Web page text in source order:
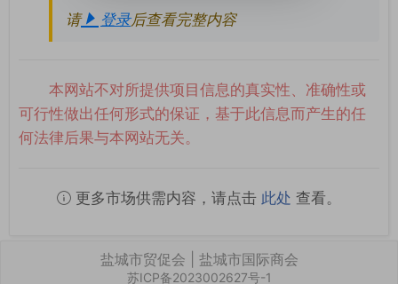
请 登录后查看完整内容
本网站不对所提供项目信息的真实性、准确性或
可行性做出任何形式的保证，基于此信息而产生的任
何法律后果与本网站无关。
更多市场供需内容，请点击 此处 查看。
盐城市贸促会 | 盐城市国际商会
苏ICP备2023002627号-1